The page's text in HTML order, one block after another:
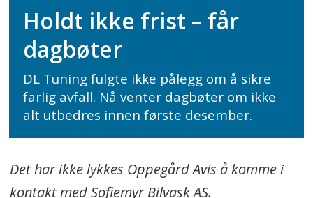
Holdt ikke frist – får
dagbøter
DL Tuning fulgte ikke pålegg om å sikre
farlig avfall. Nå venter dagbøter om ikke
alt utbedres innen første desember.
Det har ikke lykkes Oppegård Avis å komme i
kontakt med Sofiemyr Bilvask AS.